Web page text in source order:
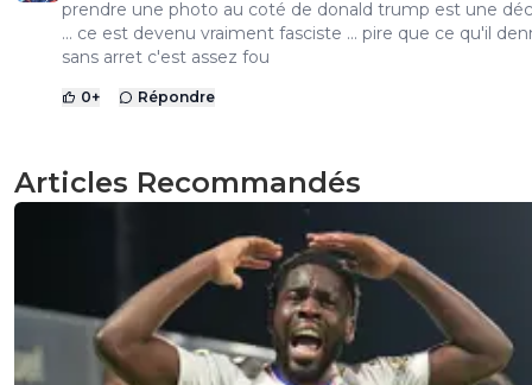
prendre une photo au coté de donald trump est une
... ce est devenu vraiment fasciste ... pire que ce qu'il
sans arret c'est assez fou
0+ Répondre
Articles Recommandés